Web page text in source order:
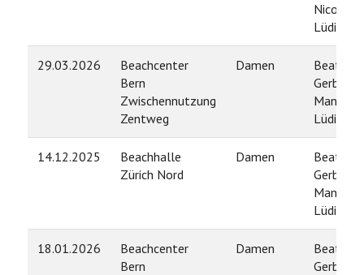
Nicola
Lüdi
29.03.2026
Beachcenter
Bern
Zwischennutzung
Zentweg
Damen
Beatrice
Gerber /
Manuela
Lüdi
14.12.2025
Beachhalle
Zürich Nord
Damen
Beatrice
Gerber /
Manuela
Lüdi
18.01.2026
Beachcenter
Bern
Damen
Beatrice
Gerber /